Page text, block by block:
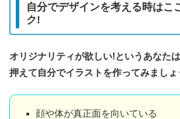
自分でデザインを考える時はこ
ク!
オリジナリティが欲しい!というあなた
押えて自分でイラストを作ってみましょ
顔や体が真正面を向いている